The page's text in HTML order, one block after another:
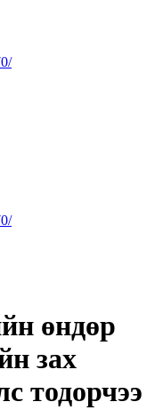
өндөр
зах
тодорчээ